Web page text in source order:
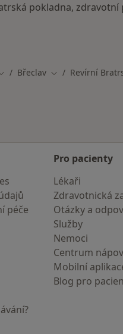
pokladna, zdravotní
města
Břeclav Změna města
Revírní
péče
Pro pacienty
Lékaři
Zdravotnická
Otázky a
Služby
Nemoci
Centrum
Mobilní
Blog pro